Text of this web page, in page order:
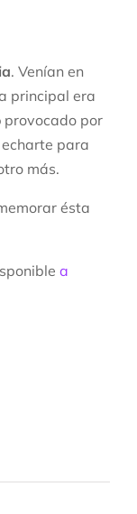
. Venían en
principal era
provocado por
para
más.
ésta
a